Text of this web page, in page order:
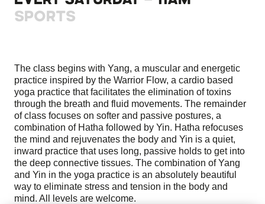
SPORTS
The class begins with Yang, a muscular and energetic
practice inspired by the Warrior Flow, a cardio based
yoga practice that facilitates the elimination of toxins
through the breath and fluid movements. The remainder
of class focuses on softer and passive postures, a
combination of Hatha followed by Yin. Hatha refocuses
the mind and rejuvenates the body and Yin is a quiet,
inward practice that uses long, passive holds to get into
the deep connective tissues. The combination of Yang
and Yin in the yoga practice is an absolutely beautiful
way to eliminate stress and tension in the body and
mind. All levels are welcome.